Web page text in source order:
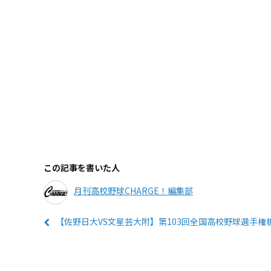
この記事を書いた人
月刊高校野球CHARGE！編集部
【佐野日大VS文星芸大附】第103回全国高校野球選手